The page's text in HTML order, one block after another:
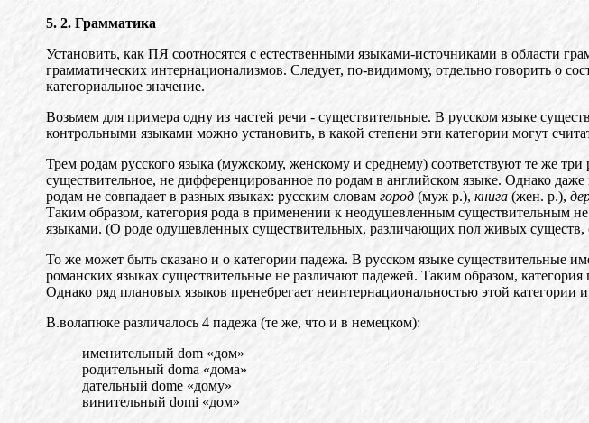
5. 2. Грамматика
Установить, как ПЯ соотносятся с естественными языками-источниками в области
грамматических интернационализмов. Следует, по-видимому, отдельно говорить о
категориальное значение.
Возьмем для примера одну из частей речи - существительные. В русском языке
контрольными языками можно установить, в какой степени эти категории могут
Трем родам русского языка (мужскому, женскому и среднему) соответствуют те же
существительное, не дифференцированное по родам в английском языке. Однако
родам не совпадает в разных языках: русским словам город (муж р.), книга (жен. р.),
Таким образом, категория рода в применении к неодушевленным существительным
языками. (О роде одушевленных существительных, различающих пол живых существ,
То же может быть сказано и о категории падежа. В русском языке существительные
романских языках существительные не различают падежей. Таким образом,
Однако ряд плановых языков пренебрегает неинтернациональностью этой
В.волапюке различалось 4 падежа (те же, что и в немецком):
именительный dom «дом»
родительный doma «дома»
дательный dome «дому»
винительный domi «дом»